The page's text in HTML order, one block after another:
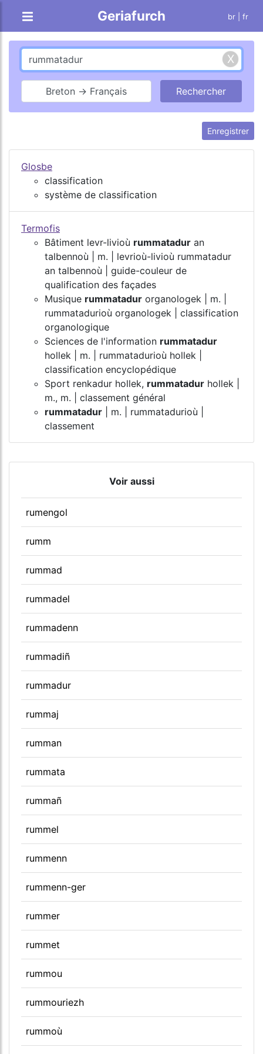
Geriafurch br | fr
Breton → Français
Enregistrer
Glosbe
classification
système de classification
Termofis
Bâtiment levr-livioù rummatadur an
talbennoù | m. | levrioù-livioù rummatadur
an talbennoù | guide-couleur de
qualification des façades
Musique rummatadur organologek | m. |
rummatadurioù organologek | classification
organologique
Sciences de l'information rummatadur
hollek | m. | rummatadurioù hollek |
classification encyclopédique
Sport renkadur hollek, rummatadur hollek |
m., m. | classement général
rummatadur | m. | rummatadurioù |
classement
Voir aussi
rumengol
rumm
rummad
rummadel
rummadenn
rummadiñ
rummadur
rummaj
rumman
rummata
rummañ
rummel
rummenn
rummenn-ger
rummer
rummet
rummou
rummouriezh
rummoù